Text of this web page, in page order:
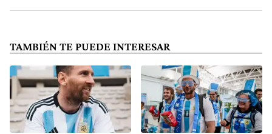
TAMBIÉN TE PUEDE INTERESAR